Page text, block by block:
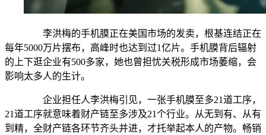
李洪梅的手机膜正在美国市场的发卖，根基连结正在
每年5000万片摆布，高峰时也达到过1亿片。手机膜背后辐射
的上下逛企业有500多家，她也曾担忧关税形成市场萎缩，会
影响太多人的生计。
企业担任人李洪梅引见，一张手机膜至多21道工序，
21道工序就意味着财产链至多涉及21个行业。从无到有、从有
到精，全财产链各环节齐头并进，才托举起本人的产物。畅销